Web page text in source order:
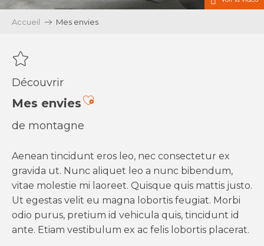
Accueil Mes envies
Découvrir
Mes enviesAjouter aux favoris
de montagne
Aenean tincidunt eros leo, nec consectetur ex
gravida ut. Nunc aliquet leo a nunc bibendum,
vitae molestie mi laoreet. Quisque quis mattis justo.
Ut egestas velit eu magna lobortis feugiat. Morbi
odio purus, pretium id vehicula quis, tincidunt id
ante. Etiam vestibulum ex ac felis lobortis placerat.